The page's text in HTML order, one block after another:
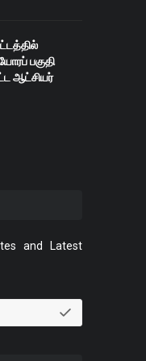
பகுதி
ஆட்சியர்
and Latest